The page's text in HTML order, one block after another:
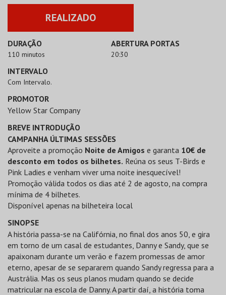
REALIZADO
DURAÇÃO
110 minutos
ABERTURA PORTAS
20:30
INTERVALO
Com Intervalo.
PROMOTOR
Yellow Star Company
BREVE INTRODUÇÃO
CAMPANHA ÚLTIMAS SESSÕES
Aproveite a promoção Noite de Amigos e garanta 10€ de
desconto em todos os bilhetes. Reúna os seus T-Birds e
Pink Ladies e venham viver uma noite inesquecível!
Promoção válida todos os dias até 2 de agosto, na compra
mínima de 4 bilhetes.
Disponível apenas na bilheteira local
SINOPSE
A história passa-se na Califórnia, no final dos anos 50, e gira
em torno de um casal de estudantes, Danny e Sandy, que se
apaixonam durante um verão e fazem promessas de amor
eterno, apesar de se separarem quando Sandy regressa para a
Austrália. Mas os seus planos mudam quando se decide
matricular na escola de Danny. A partir daí, a história toma